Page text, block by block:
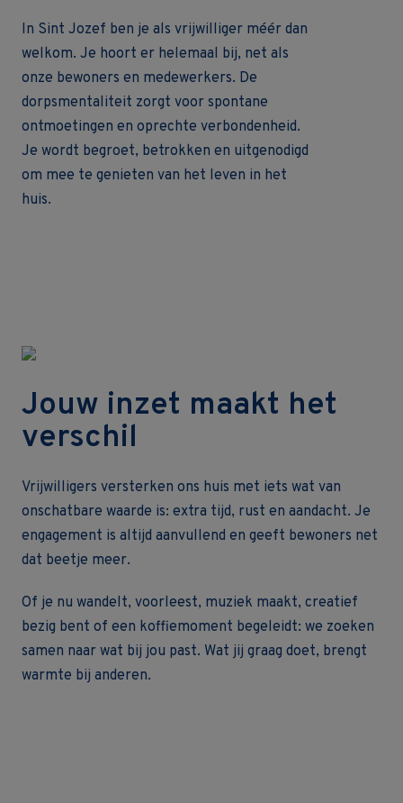
In Sint Jozef ben je als vrijwilliger méér dan
welkom. Je hoort er helemaal bij, net als
onze bewoners en medewerkers. De
dorpsmentaliteit zorgt voor spontane
ontmoetingen en oprechte verbondenheid.
Je wordt begroet, betrokken en uitgenodigd
om mee te genieten van het leven in het
huis.
Jouw inzet maakt het
verschil
Vrijwilligers versterken ons huis met iets wat van
onschatbare waarde is: extra tijd, rust en aandacht. Je
engagement is altijd aanvullend en geeft bewoners net
dat beetje meer.
Of je nu wandelt, voorleest, muziek maakt, creatief
bezig bent of een koffiemoment begeleidt: we zoeken
samen naar wat bij jou past. Wat jij graag doet, brengt
warmte bij anderen.